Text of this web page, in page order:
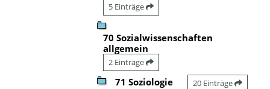
5 Einträge
70 Sozialwissenschaften
allgemein
2 Einträge
71 Soziologie 20 Einträge